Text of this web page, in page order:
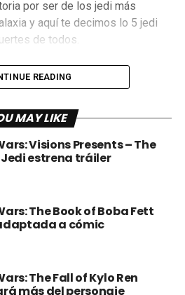
por ser de los jedi más
y aquí te decimos lo 5 jedi
de todos.
República, Windu es digno de
creador de la séptima forma de
y que es considerada una de las
tiene cierto contacto con el
deYodacon su gran
fuerza tenía una habilidad única
de ruptura” los cuales le
ganas batallas etc. Y
READING
MAY LIKE
Visions Presents – The
estrena tráiler
The Book of Boba Fett
a cómic
The Fall of Kylo Ren
más del personaje